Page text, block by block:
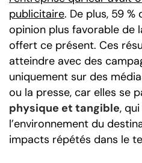
publicitaire. De plus, 59
opinion plus favorable de
offert ce présent. Ces
atteindre avec des
uniquement sur des
ou la presse, car elles se
physique et tangible,
l’environnement du
impacts répétés dans le